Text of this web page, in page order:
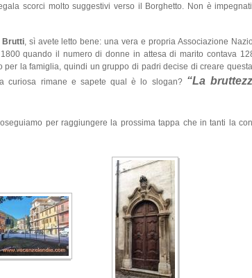
scorci molto suggestivi verso il Borghetto. Non è
Brutti, sì avete letto bene: una vera e propria Associazione
quando il numero di donne in attesa di marito contava
la famiglia, quindi un gruppo di padri decise di creare
curiosa rimane e sapete qual è lo slogan? “La
per raggiungere la prossima tappa che in tanti la